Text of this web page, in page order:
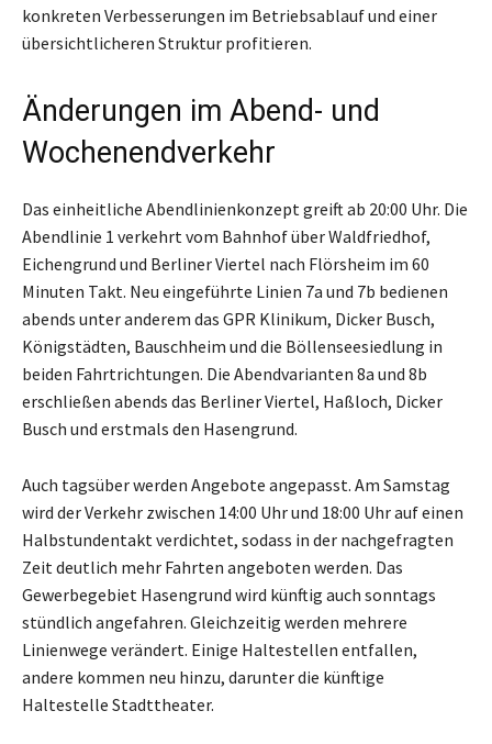
konkreten Verbesserungen im Betriebsablauf und einer
übersichtlicheren Struktur profitieren.
Änderungen im Abend- und
Wochenendverkehr
Das einheitliche Abendlinienkonzept greift ab 20:00 Uhr. Die
Abendlinie 1 verkehrt vom Bahnhof über Waldfriedhof,
Eichengrund und Berliner Viertel nach Flörsheim im 60
Minuten Takt. Neu eingeführte Linien 7a und 7b bedienen
abends unter anderem das GPR Klinikum, Dicker Busch,
Königstädten, Bauschheim und die Böllenseesiedlung in
beiden Fahrtrichtungen. Die Abendvarianten 8a und 8b
erschließen abends das Berliner Viertel, Haßloch, Dicker
Busch und erstmals den Hasengrund.
Auch tagsüber werden Angebote angepasst. Am Samstag
wird der Verkehr zwischen 14:00 Uhr und 18:00 Uhr auf einen
Halbstundentakt verdichtet, sodass in der nachgefragten
Zeit deutlich mehr Fahrten angeboten werden. Das
Gewerbegebiet Hasengrund wird künftig auch sonntags
stündlich angefahren. Gleichzeitig werden mehrere
Linienwege verändert. Einige Haltestellen entfallen,
andere kommen neu hinzu, darunter die künftige
Haltestelle Stadttheater.